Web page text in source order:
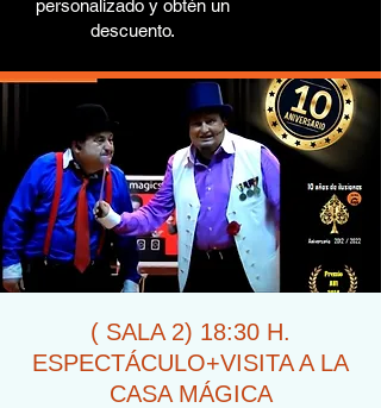
personalizado y obtén un
descuento.
( SALA 2) 18:30 H.
ESPECTÁCULO+VISITA A LA
CASA MÁGICA